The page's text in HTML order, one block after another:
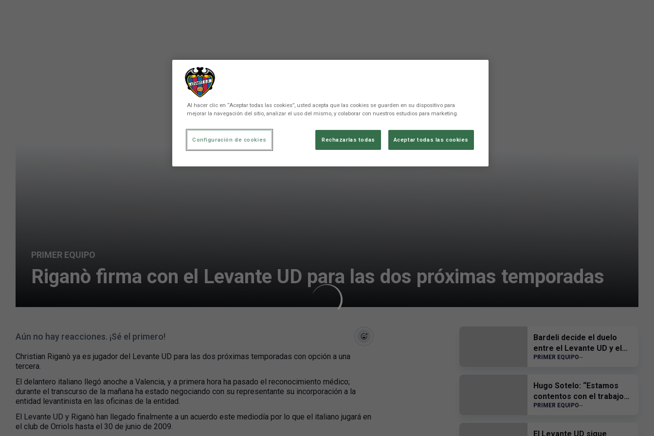
PRIMER EQUIPO
Riganò firma con el Levante UD para las dos próximas temporadas
Aún no hay reacciones. ¡Sé el primero!
Christian Riganò ya es jugador del Levante UD para las dos próximas temporadas con opción a una
tercera.
El delantero italiano llegó anoche a Valencia, y a primera hora ha pasado el reconocimiento médico;
durante el transcurso de la mañana ha estado negociando con su representante su incorporación a la
entidad levantinista en las oficinas de la entidad.
El Levante UD y Riganò han llegado finalmente a un acuerdo este mediodía por lo que el italiano jugará en
el club de Orriols hasta el 30 de junio de 2009.
Bardeli decide el duelo
entre el Levante UD y el
Atlético Levante UD
PRIMER EQUIPO
Hugo Sotelo: “Estamos
contentos con el trabajo
del equipo”
PRIMER EQUIPO
El Levante UD sigue
Al hacer clic en “Aceptar todas las cookies”, usted acepta que las cookies se guarden en su dispositivo para
mejorar la navegación del sitio, analizar el uso del mismo, y colaborar con nuestros estudios para marketing.
Rechazarlas todas Aceptar todas las cookies
Configuración de cookies